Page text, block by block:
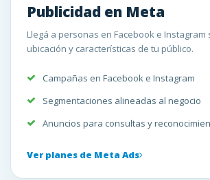
Publicidad en Meta
Llegá a personas en Facebook e
ubicación y características de tu público.
Campañas en Facebook e Instagram
Segmentaciones alineadas al negocio
Anuncios para consultas y
Ver planes de Meta Ads